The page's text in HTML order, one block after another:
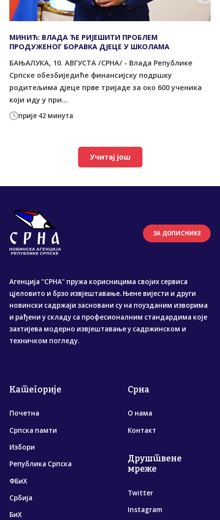
прије 42 минута
МИНИЋ: ВЛАДА ЋЕ РИЈЕШИТИ ПРОБЛЕМ
ПРОДУЖЕНОГ БОРАВКА ДЈЕЦЕ У ШКОЛАМА
БАЊАЛУКА, 10. АВГУСТА /СРНА/ - Влада Републике
Српске обезбиједиће финансијску подршку
родитељима дјеце прве тријаде за око 600 ученика
који иду у при...
Учитај још
ЗА ДОПИСНИКЕ
Агенција "СРНА" пружа корисницима својих сервиса
цјеловито и брзо извјештавање. Њене вијести и други
новински садржаји засновани су на поузданим изворима
и рађени у складу са професионалним стандардима које
захтијева модерно извјештавање у садржинском и
техничком погледу.
Категорије
Почетна
Српска памти
Избори
Република Српска
ФБиХ
Србија
БиХ
Срна
О нама
Контакт
Друштвене
мреже
Twitter
Instagram